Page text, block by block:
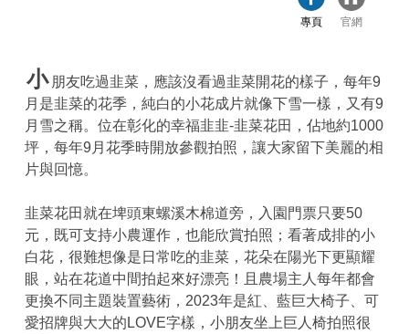
專頁 官網
小 朋友吃過韭菜，應該沒看過韭菜開花的樣子，每年9
月是韭菜的花季，純白的小花成片就像下雪一樣，又有9
月雪之稱。位在彰化的幸福韭韭-韭菜花田，佔地約1000
坪，每年9月花季時開放參觀拍照，讓大家留下美麗的相
片與回憶。
韭菜花田就在埤頭東螺溪木棉道旁，入園門票只要50
元，既可支持小農運作，也能欣賞拍照；看著成排的小
白花，很難想像是日常吃的韭菜，花朵在陽光下更顯耀
眼，站在花道中間拍起來好漂亮！且農場主人每年都會
更換不同主題裝置藝術，2023年是紅、藍巨大椅子、可
愛招牌與大大的LOVE字樣，小朋友坐上巨人椅拍照很